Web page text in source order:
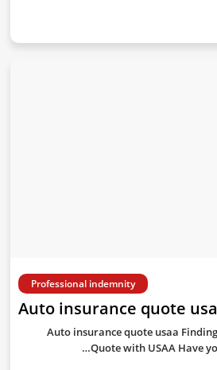
Professional indemnity
Auto insurance quote
Auto insurance quote usaa
Quote with USAA Have